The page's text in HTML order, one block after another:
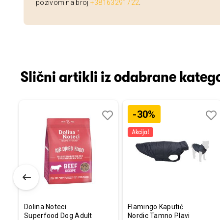
pozivom na broj +38163291722
Slični artikli iz odabrane
Dolina Noteci
Superfood Dog Adult
Uporedi
-30%
Flamingo Kaputić
Nordic Tamno Plavi
listu
želja